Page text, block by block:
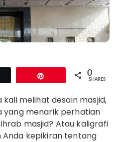
0
SHARES
melihat desain masjid,
yang menarik perhatian
masjid? Atau kaligrafi
Anda kepikiran tentang